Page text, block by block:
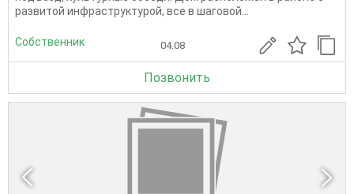
развитой инфраструктурой, все в шаговой...
Собственник 04.08
Позвонить